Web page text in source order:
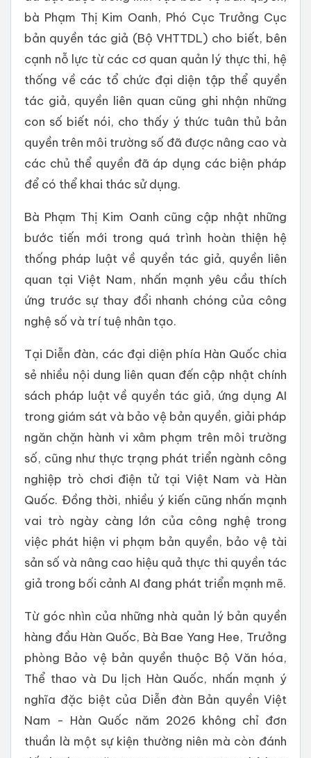
bà Phạm Thị Kim Oanh, Phó Cục Trưởng Cục
bản quyền tác giả (Bộ VHTTDL) cho biết, bên
cạnh nỗ lực từ các cơ quan quản lý thực thi, hệ
thống về các tổ chức đại diện tập thể quyền
tác giả, quyền liên quan cũng ghi nhận những
con số biết nói, cho thấy ý thức tuân thủ bản
quyền trên môi trường số đã được nâng cao và
các chủ thể quyền đã áp dụng các biện pháp
để có thể khai thác sử dụng.
Bà Phạm Thị Kim Oanh cũng cập nhật những
bước tiến mới trong quá trình hoàn thiện hệ
thống pháp luật về quyền tác giả, quyền liên
quan tại Việt Nam, nhấn mạnh yêu cầu thích
ứng trước sự thay đổi nhanh chóng của công
nghệ số và trí tuệ nhân tạo.
Tại Diễn đàn, các đại diện phía Hàn Quốc chia
sẻ nhiều nội dung liên quan đến cập nhật chính
sách pháp luật về quyền tác giả, ứng dụng AI
trong giám sát và bảo vệ bản quyền, giải pháp
ngăn chặn hành vi xâm phạm trên môi trường
số, cũng như thực trạng phát triển ngành công
nghiệp trò chơi điện tử tại Việt Nam và Hàn
Quốc. Đồng thời, nhiều ý kiến cũng nhấn mạnh
vai trò ngày càng lớn của công nghệ trong
việc phát hiện vi phạm bản quyền, bảo vệ tài
sản số và nâng cao hiệu quả thực thi quyền tác
giả trong bối cảnh AI đang phát triển mạnh mẽ.
Từ góc nhìn của những nhà quản lý bản quyền
hàng đầu Hàn Quốc, Bà Bae Yang Hee, Trưởng
phòng Bảo vệ bản quyền thuộc Bộ Văn hóa,
Thể thao và Du lịch Hàn Quốc, nhấn mạnh ý
nghĩa đặc biệt của Diễn đàn Bản quyền Việt
Nam - Hàn Quốc năm 2026 không chỉ đơn
thuần là một sự kiện thường niên mà còn đánh